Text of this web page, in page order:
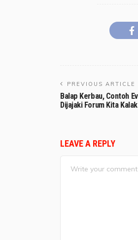
PREVIOUS ARTICLE
Balap Kerbau, Contoh
Dijajaki Forum Kita
LEAVE A REPLY